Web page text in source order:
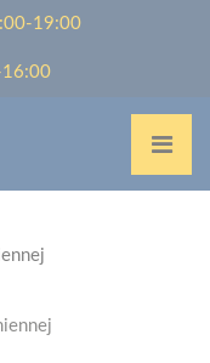
19:00
16:00